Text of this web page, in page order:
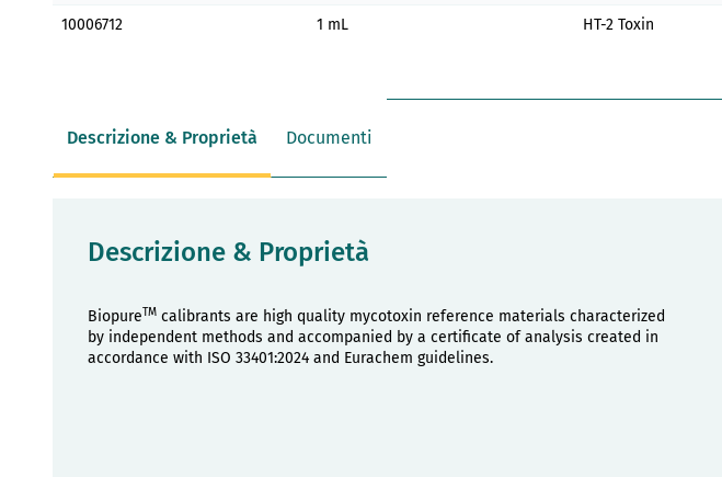
10006712 1 mL HT-2 Toxin
Descrizione & Proprietà Documenti
Descrizione & Proprietà
BiopureTM calibrants are high quality mycotoxin reference materials characterized
by independent methods and accompanied by a certificate of analysis created in
accordance with ISO 33401:2024 and Eurachem guidelines.